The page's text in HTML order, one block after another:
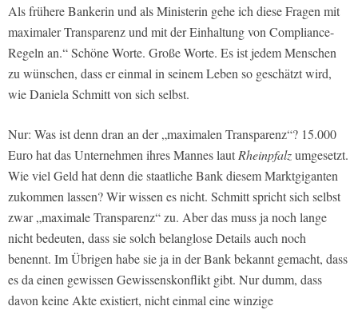
Als frühere Bankerin und als Ministerin gehe ich diese Fragen mit
maximaler Transparenz und mit der Einhaltung von Compliance-
Regeln an.“ Schöne Worte. Große Worte. Es ist jedem Menschen
zu wünschen, dass er einmal in seinem Leben so geschätzt wird,
wie Daniela Schmitt von sich selbst.
Nur: Was ist denn dran an der „maximalen Transparenz“? 15.000
Euro hat das Unternehmen ihres Mannes lautRheinpfalzumgesetzt.
Wie viel Geld hat denn die staatliche Bank diesem Marktgiganten
zukommen lassen? Wir wissen es nicht. Schmitt spricht sich selbst
zwar „maximale Transparenz“ zu. Aber das muss ja noch lange
nicht bedeuten, dass sie solch belanglose Details auch noch
benennt. Im Übrigen habe sie ja in der Bank bekannt gemacht, dass
es da einen gewissen Gewissenskonflikt gibt. Nur dumm, dass
davon keine Akte existiert, nicht einmal eine winzige